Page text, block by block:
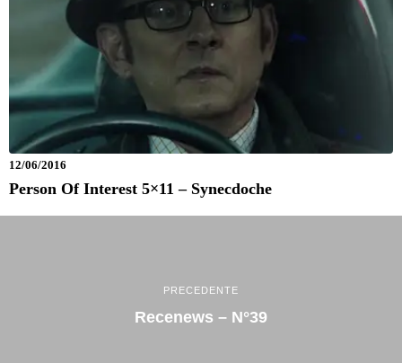
12/06/2016
Person Of Interest 5×11 – Synecdoche
PRECEDENTE
Recenews – N°39